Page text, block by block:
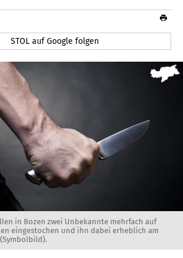
STOL auf Google folgen
in Bozen zwei Unbekannte mehrfach auf
eingestochen und ihn dabei erheblich am